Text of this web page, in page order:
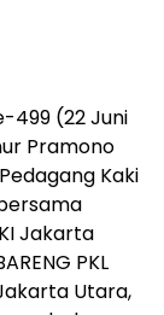
499 (22 Juni
Pramono
Kaki
Jakarta
PKL
Utara,